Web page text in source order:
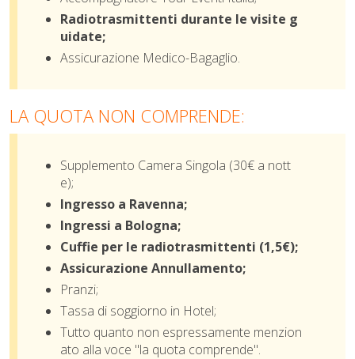
Radiotrasmittenti durante le visite g
uidate;
Assicurazione Medico-Bagaglio.
LA QUOTA NON COMPRENDE:
Supplemento Camera Singola (30€ a nott
e);
Ingresso a Ravenna;
Ingressi a Bologna;
Cuffie per le radiotrasmittenti (1,5€);
Assicurazione Annullamento;
Pranzi;
Tassa di soggiorno in Hotel;
Tutto quanto non espressamente menzion
ato alla voce "la quota comprende".